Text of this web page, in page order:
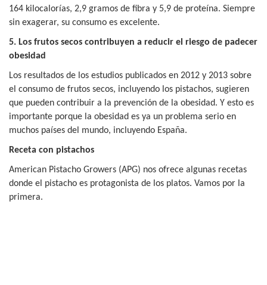
164 kilocalorías, 2,9 gramos de fibra y 5,9 de proteína. Siempre
sin exagerar, su consumo es excelente.
5. Los frutos secos contribuyen a reducir el riesgo de padecer
obesidad
Los resultados de los estudios publicados en 2012 y 2013 sobre
el consumo de frutos secos, incluyendo los pistachos, sugieren
que pueden contribuir a la prevención de la obesidad. Y esto es
importante porque la obesidad es ya un problema serio en
muchos países del mundo, incluyendo España.
Receta con pistachos
American Pistacho Growers (APG) nos ofrece algunas recetas
donde el pistacho es protagonista de los platos. Vamos por la
primera.